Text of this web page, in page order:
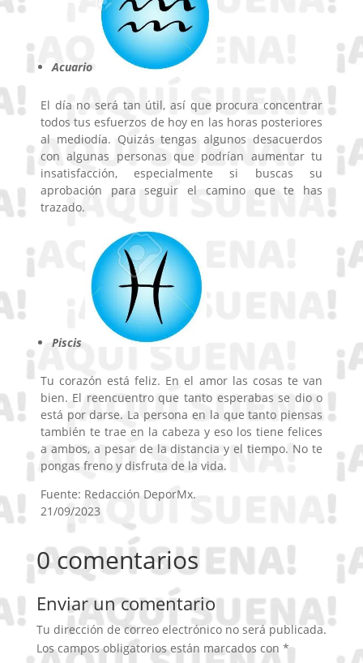
Acuario
El día no será tan útil, así que procura concentrar
todos tus esfuerzos de hoy en las horas posteriores
al mediodía. Quizás tengas algunos desacuerdos
con algunas personas que podrían aumentar tu
insatisfacción, especialmente si buscas su
aprobación para seguir el camino que te has
trazado.
Piscis
Tu corazón está feliz. En el amor las cosas te van
bien. El reencuentro que tanto esperabas se dio o
está por darse. La persona en la que tanto piensas
también te trae en la cabeza y eso los tiene felices
a ambos, a pesar de la distancia y el tiempo. No te
pongas freno y disfruta de la vida.
Fuente: Redacción DeporMx.
21/09/2023
0 comentarios
Enviar un comentario
Tu dirección de correo electrónico no será publicada.
Los campos obligatorios están marcados con *